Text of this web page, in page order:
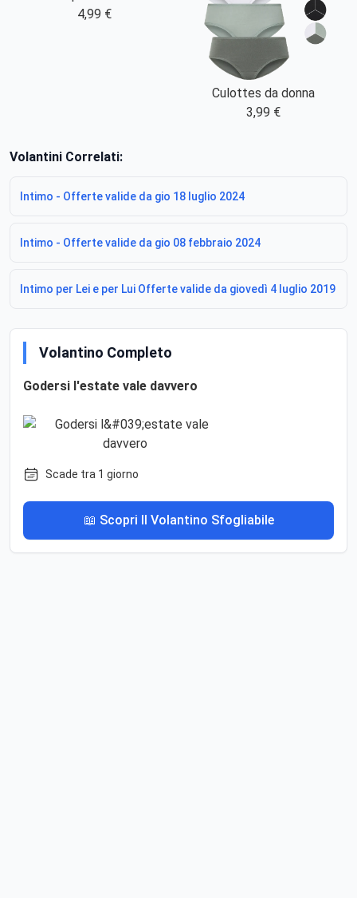
4,99 €
Culottes da donna
3,99 €
Volantini Correlati:
Intimo - Offerte valide da gio 18 luglio 2024
Intimo - Offerte valide da gio 08 febbraio 2024
Intimo per Lei e per Lui Offerte valide da giovedì 4 luglio 2019
Volantino Completo
Godersi l'estate vale davvero
Scade tra 1 giorno
📖 Scopri Il Volantino Sfogliabile